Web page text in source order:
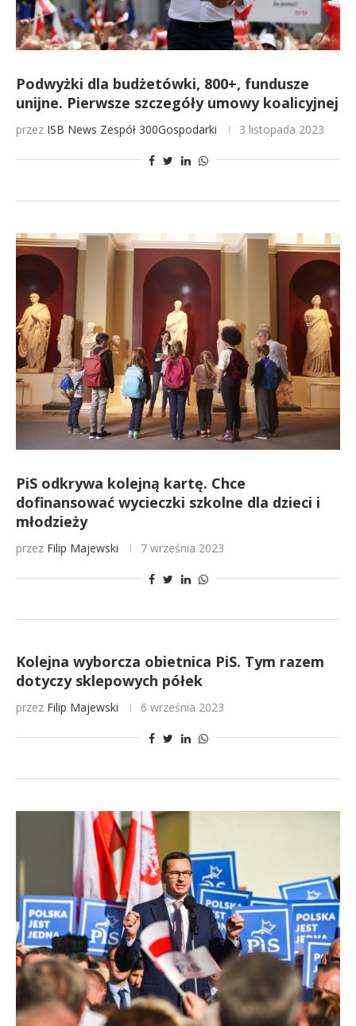
Podwyżki dla budżetówki, 800+, fundusze
unijne. Pierwsze szczegóły umowy koalicyjnej
przez ISB News Zespół 300Gospodarki 3 listopada 2023
PiS odkrywa kolejną kartę. Chce
dofinansować wycieczki szkolne dla dzieci i
młodzieży
przez Filip Majewski 7 września 2023
Kolejna wyborcza obietnica PiS. Tym razem
dotyczy sklepowych półek
przez Filip Majewski 6 września 2023